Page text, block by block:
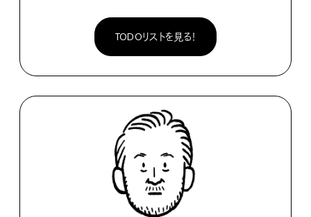
TODOリストを見る！